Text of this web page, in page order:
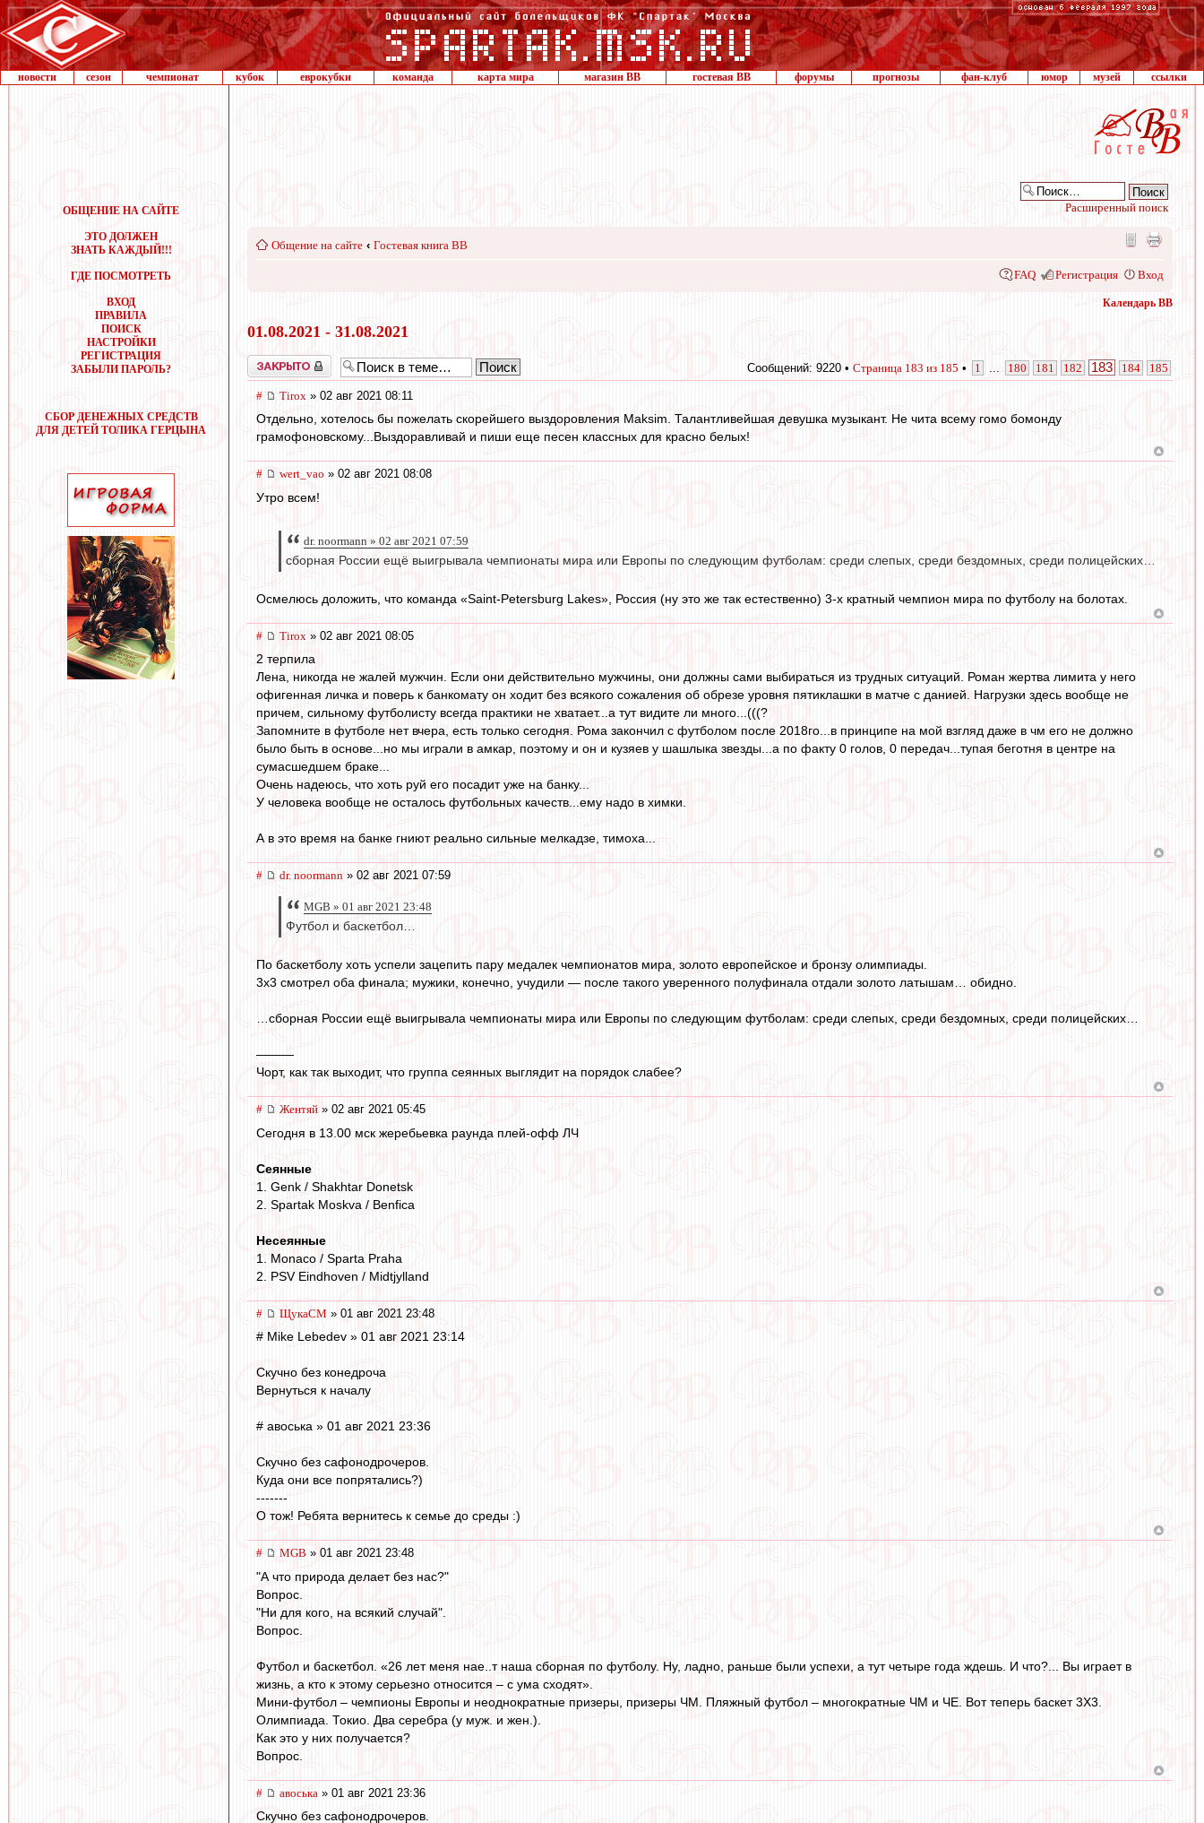
новости сезон чемпионат кубок еврокубки команда карта мира магазин ВВ гостевая ВВ форумы прогнозы фан-клуб юмор музей ссылки
ОБЩЕНИЕ НА САЙТЕ
ЭТО ДОЛЖЕН
ЗНАТЬ КАЖДЫЙ!!!
ГДЕ ПОСМОТРЕТЬ
ВХОД
ПРАВИЛА
ПОИСК
НАСТРОЙКИ
РЕГИСТРАЦИЯ
ЗАБЫЛИ ПАРОЛЬ?
СБОР ДЕНЕЖНЫХ СРЕДСТВ
ДЛЯ ДЕТЕЙ ТОЛИКА ГЕРЦЫНА
Расширенный поиск
Общение на сайте ‹ Гостевая книга ВВ
FAQ Регистрация Вход
Календарь ВВ
01.08.2021 - 31.08.2021
Закрыто Сообщений: 9220 • Страница 183 из 185 • 1 180 181 182 183 184 185
# Tirox » 02 авг 2021 08:11
Отдельно, хотелось бы пожелать скорейшего выздоровления Maksim. Талантливейшая девушка музыкант. Не чита всему гомо бомонду
грамофоновскому...Выздоравливай и пиши еще песен классных для красно белых!
# wert_vao » 02 авг 2021 08:08
Утро всем!
dr. noormann » 02 авг 2021 07:59
сборная России ещё выигрывала чемпионаты мира или Европы по следующим футболам: среди слепых, среди бездомных, среди полицейских…
Осмелюсь доложить, что команда «Saint-Petersburg Lakes», Россия (ну это же так естественно) 3-х кратный чемпион мира по футболу на болотах.
# Tirox » 02 авг 2021 08:05
2 терпила
Лена, никогда не жалей мужчин. Если они действительно мужчины, они должны сами выбираться из трудных ситуаций. Роман жертва лимита у него
офигенная личка и поверь к банкомату он ходит без всякого сожаления об обрезе уровня пятиклашки в матче с данией. Нагрузки здесь вообще не
причем, сильному футболисту всегда практики не хватает...а тут видите ли много...(((?
Запомните в футболе нет вчера, есть только сегодня. Рома закончил с футболом после 2018го...в принципе на мой взгляд даже в чм его не должно
было быть в основе...но мы играли в амкар, поэтому и он и кузяев у шашлыка звезды...а по факту 0 голов, 0 передач...тупая беготня в центре на
сумасшедшем браке...
Очень надеюсь, что хоть руй его посадит уже на банку...
У человека вообще не осталось футбольных качеств...ему надо в химки.
А в это время на банке гниют реально сильные мелкадзе, тимоха...
# dr. noormann » 02 авг 2021 07:59
MGB » 01 авг 2021 23:48
Футбол и баскетбол…
По баскетболу хоть успели зацепить пару медалек чемпионатов мира, золото европейское и бронзу олимпиады.
3x3 смотрел оба финала; мужики, конечно, учудили — после такого уверенного полуфинала отдали золото латышам… обидно.
…сборная России ещё выигрывала чемпионаты мира или Европы по следующим футболам: среди слепых, среди бездомных, среди полицейских…
———
Чорт, как так выходит, что группа сеянных выглядит на порядок слабее?
# Жентяй » 02 авг 2021 05:45
Сегодня в 13.00 мск жеребьевка раунда плей-офф ЛЧ
Сеянные
1. Genk / Shakhtar Donetsk
2. Spartak Moskva / Benfica
Несеянные
1. Monaco / Sparta Praha
2. PSV Eindhoven / Midtjylland
# ЩукаСМ » 01 авг 2021 23:48
# Mike Lebedev » 01 авг 2021 23:14
Скучно без конедроча
Вернуться к началу
# авоська » 01 авг 2021 23:36
Скучно без сафонодрочеров.
Куда они все попрятались?)
-------
О тож! Ребята вернитесь к семье до среды :)
# MGB » 01 авг 2021 23:48
"А что природа делает без нас?"
Вопрос.
"Ни для кого, на всякий случай".
Вопрос.
Футбол и баскетбол. «26 лет меня нае..т наша сборная по футболу. Ну, ладно, раньше были успехи, а тут четыре года ждешь. И что?... Вы играет в
жизнь, а кто к этому серьезно относится – с ума сходят».
Мини-футбол – чемпионы Европы и неоднократные призеры, призеры ЧМ. Пляжный футбол – многократные ЧМ и ЧЕ. Вот теперь баскет 3Х3.
Олимпиада. Токио. Два серебра (у муж. и жен.).
Как это у них получается?
Вопрос.
# авоська » 01 авг 2021 23:36
Скучно без сафонодрочеров.